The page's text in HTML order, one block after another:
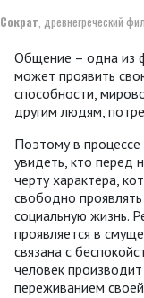
Сократ, древнегреческий
Общение – одна из
может проявить
способности,
другим людям,
Поэтому в
увидеть, кто перед
черту характера,
свободно
социальную жизнь.
проявляется в
связана с
человек
переживанием